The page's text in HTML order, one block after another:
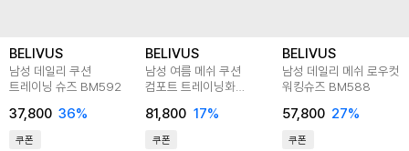
BELIVUS
남성 데일리 쿠션
트레이닝 슈즈 BM592
37,800 36%
쿠폰
BELIVUS
남성 여름 메쉬 쿠션
컴포트 트레이닝화
81,800 17%
쿠폰
BELIVUS
남성 데일리 메쉬 로우컷
워킹슈즈 BM588
57,800 27%
쿠폰